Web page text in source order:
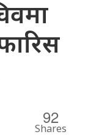
92
Shares